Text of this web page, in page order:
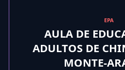
EPA
AULA DE
ADULTOS DE
MONTE-